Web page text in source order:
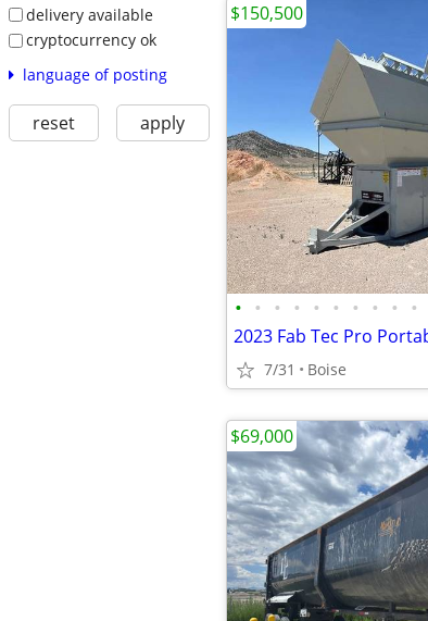
delivery available
cryptocurrency ok
language of posting
reset apply
• • • • • • • • • •
7/31 Boise
$150,500
$69,000